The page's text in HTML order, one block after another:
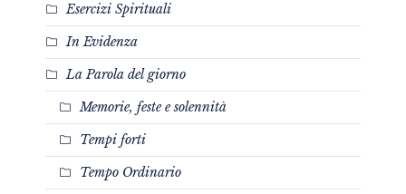
Esercizi Spirituali
In Evidenza
La Parola del giorno
Memorie, feste e solennità
Tempi forti
Tempo Ordinario